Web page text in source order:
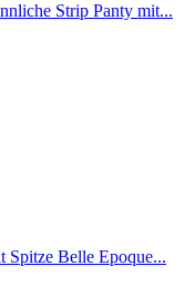
Strip Panty mit...
Spitze Belle Epoque...